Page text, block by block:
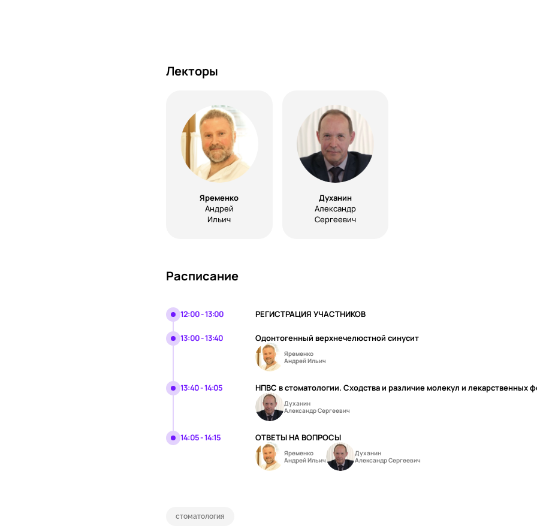
Лекторы
Яременко
Андрей
Ильич
Духанин
Александр
Сергеевич
Расписание
12:00 - 13:00 РЕГИСТРАЦИЯ УЧАСТНИКОВ
13:00 - 13:40 Одонтогенный верхнечелюстной синусит
Яременко
Андрей Ильич
13:40 - 14:05 НПВС в стоматологии. Сходства и различие молекул и лекарственных
Духанин
Александр Сергеевич
14:05 - 14:15 ОТВЕТЫ НА ВОПРОСЫ
Яременко
Андрей Ильич
Духанин
Александр Сергеевич
стоматология